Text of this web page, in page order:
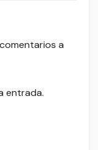
a
entrada.